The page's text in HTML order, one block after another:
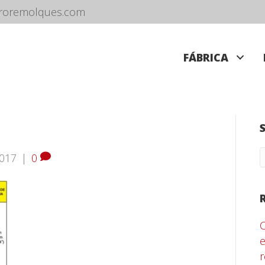
FÁBRICA
| 0